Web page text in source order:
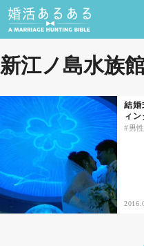
健康
恋愛の悩み
合コン・街コン
新江ノ島水族
結婚
ィ
男性